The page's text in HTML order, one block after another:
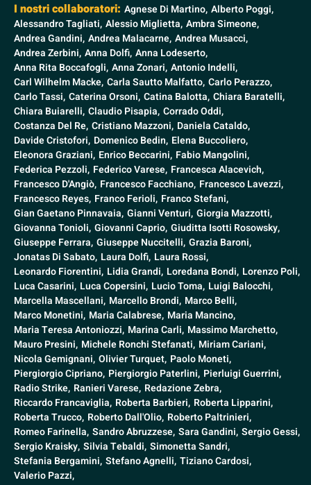
I nostri collaboratori: Agnese Di Martino, Alberto Poggi,
Alessandro Tagliati, Alessio Miglietta, Ambra Simeone,
Andrea Gandini, Andrea Malacarne, Andrea Musacci,
Andrea Zerbini, Anna Dolfi, Anna Lodeserto,
Anna Rita Boccafogli, Anna Zonari, Antonio Indelli,
Carl Wilhelm Macke, Carla Sautto Malfatto, Carlo Perazzo,
Carlo Tassi, Caterina Orsoni, Catina Balotta, Chiara Baratelli,
Chiara Buiarelli, Claudio Pisapia, Corrado Oddi,
Costanza Del Re, Cristiano Mazzoni, Daniela Cataldo,
Davide Cristofori, Domenico Bedin, Elena Buccoliero,
Eleonora Graziani, Enrico Beccarini, Fabio Mangolini,
Federica Pezzoli, Federico Varese, Francesca Alacevich,
Francesco D'Angiò, Francesco Facchiano, Francesco Lavezzi,
Francesco Reyes, Franco Ferioli, Franco Stefani,
Gian Gaetano Pinnavaia, Gianni Venturi, Giorgia Mazzotti,
Giovanna Tonioli, Giovanni Caprio, Giuditta Isotti Rosowsky,
Giuseppe Ferrara, Giuseppe Nuccitelli, Grazia Baroni,
Jonatas Di Sabato, Laura Dolfi, Laura Rossi,
Leonardo Fiorentini, Lidia Grandi, Loredana Bondi, Lorenzo Poli,
Luca Casarini, Luca Copersini, Lucio Toma, Luigi Balocchi,
Marcella Mascellani, Marcello Brondi, Marco Belli,
Marco Monetini, Maria Calabrese, Maria Mancino,
Maria Teresa Antoniozzi, Marina Carli, Massimo Marchetto,
Mauro Presini, Michele Ronchi Stefanati, Miriam Cariani,
Nicola Gemignani, Olivier Turquet, Paolo Moneti,
Piergiorgio Cipriano, Piergiorgio Paterlini, Pierluigi Guerrini,
Radio Strike, Ranieri Varese, Redazione Zebra,
Riccardo Francaviglia, Roberta Barbieri, Roberta Lipparini,
Roberta Trucco, Roberto Dall'Olio, Roberto Paltrinieri,
Romeo Farinella, Sandro Abruzzese, Sara Gandini, Sergio Gessi,
Sergio Kraisky, Silvia Tebaldi, Simonetta Sandri,
Stefania Bergamini, Stefano Agnelli, Tiziano Cardosi,
Valerio Pazzi,